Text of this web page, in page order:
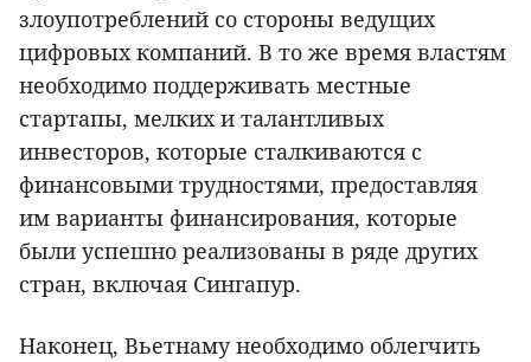
злоупотреблений со стороны ведущих
цифровых компаний. В то же время властям
необходимо поддерживать местные
стартапы, мелких и талантливых
инвесторов, которые сталкиваются с
финансовыми трудностями, предоставляя
им варианты финансирования, которые
были успешно реализованы в ряде других
стран, включая Сингапур.
Наконец, Вьетнаму необходимо облегчить